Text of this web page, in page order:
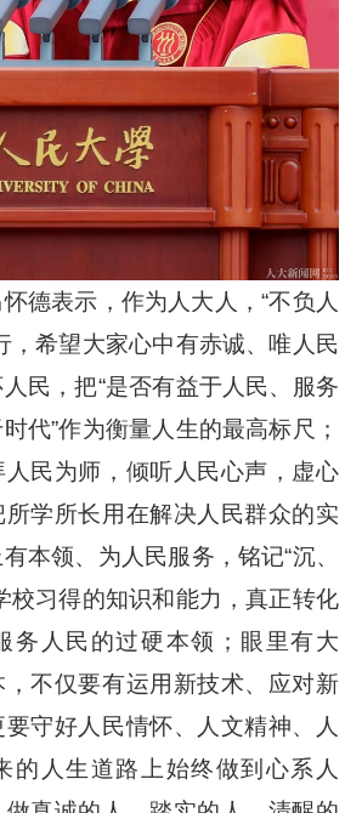
德表示，作为人大人，“不负人
，希望大家心中有赤诚、唯人民
民，把“是否有益于人民、服务
代”作为衡量人生的最高标尺；
民为师，倾听人民心声，虚心
学所长用在解决人民群众的实
本领、为人民服务，铭记“沉、
校习得的知识和能力，真正转化
务人民的过硬本领；眼里有大
不仅要有运用新技术、应对新
守好人民情怀、人文精神、人
的人生道路上始终做到心系人